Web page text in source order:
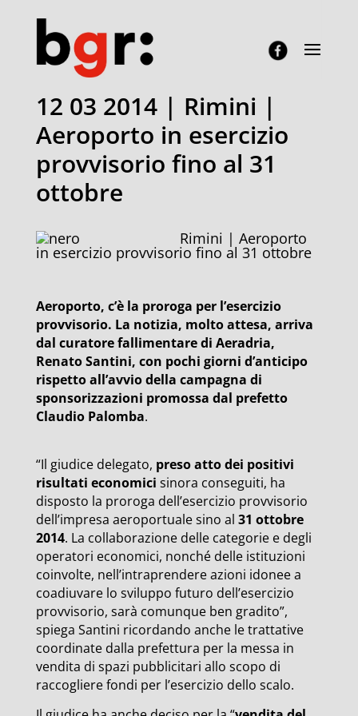
12 03 2014 | Rimini |
Aeroporto in esercizio
provvisorio fino al 31
ottobre
Rimini | Aeroporto
in esercizio provvisorio fino al 31 ottobre
Aeroporto, c’è la proroga per l’esercizio
provvisorio. La notizia, molto attesa, arriva
dal curatore fallimentare di Aeradria,
Renato Santini, con pochi giorni d’anticipo
rispetto all’avvio della campagna di
sponsorizzazioni promossa dal prefetto
Claudio Palomba.
“Il giudice delegato, preso atto dei positivi
risultati economici sinora conseguiti, ha
disposto la proroga dell’esercizio provvisorio
dell’impresa aeroportuale sino al 31 ottobre
2014. La collaborazione delle categorie e degli
operatori economici, nonché delle istituzioni
coinvolte, nell’intraprendere azioni idonee a
coadiuvare lo sviluppo futuro dell’esercizio
provvisorio, sarà comunque ben gradito”,
spiega Santini ricordando anche le trattative
coordinate dalla prefettura per la messa in
vendita di spazi pubblicitari allo scopo di
raccogliere fondi per l’esercizio dello scalo.